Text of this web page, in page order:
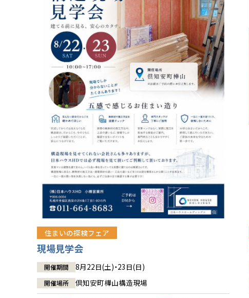
住まいの探検フェア
現場見学会
開催期間 8月22日(土)・23日(日)
開催場所 倶知安町樺山構造現場